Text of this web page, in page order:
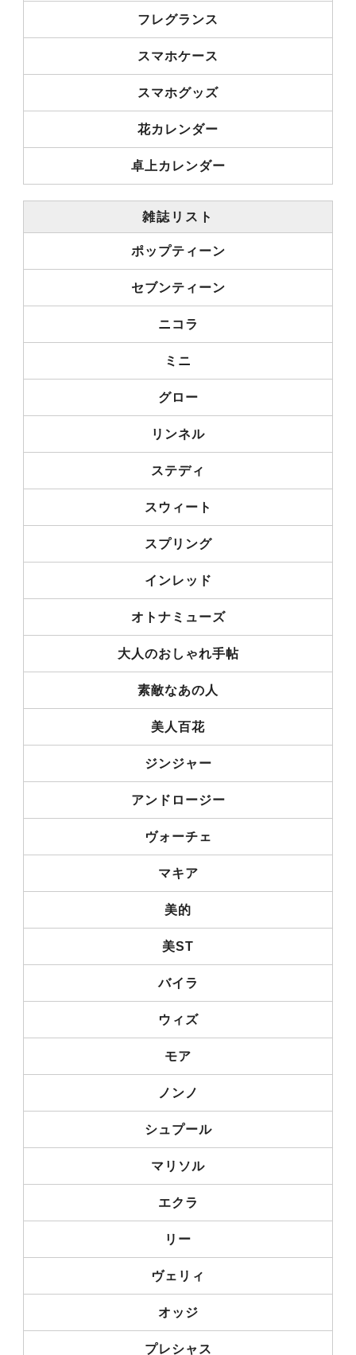
フレグランス
スマホケース
スマホグッズ
花カレンダー
卓上カレンダー
雑誌リスト
ポップティーン
セブンティーン
ニコラ
ミニ
グロー
リンネル
ステディ
スウィート
スプリング
インレッド
オトナミューズ
大人のおしゃれ手帖
素敵なあの人
美人百花
ジンジャー
アンドロージー
ヴォーチェ
マキア
美的
美ST
バイラ
ウィズ
モア
ノンノ
シュプール
マリソル
エクラ
リー
ヴェリィ
オッジ
プレシャス